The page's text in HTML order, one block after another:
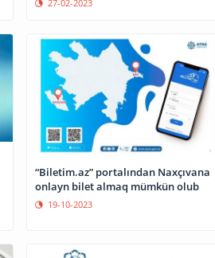
27-02-2023
“Biletim.az” portalından Naxçıvana
onlayn bilet almaq mümkün olub
19-10-2023